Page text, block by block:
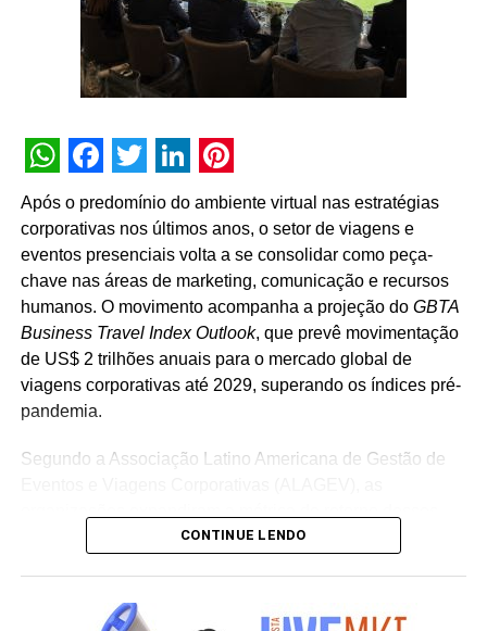
pela valorização das pessoas que fazem os eventos
acontecerem”, afirma Paulo Ventura, presidente da
UBRAFE.
A iniciativa estabelece uma agenda permanente de
educativas, o compartilhamento de metodologias de
para os pavilhões e a atuação conjunta junto a órgãos
públicos e autoridades reguladoras.
Para Guto Guedes, presidente da ABRACE, “a assinatura
deste acordo representa um avanço importante para as
empresas de cenografia e montagem de estandes e,
principalmente, para os profissionais que atuam na
montagem e na desmontagem dos eventos. Acreditamos
que o fortalecimento do setor passa pela valorização das
a nossa indústria crescer”.
WhatsApp
Facebook
Twitter
LinkedIn
Pinterest
Após o predomínio do ambiente virtual nas estratégias
corporativas nos últimos anos, o setor de viagens e
eventos presenciais volta a se consolidar como peça-
chave nas áreas de marketing, comunicação e recursos
humanos. O movimento acompanha a projeção do GBTA
Business Travel Index Outlook, que prevê movimentação
de US$ 2 trilhões anuais para o mercado global de
viagens corporativas até 2029, superando os índices pré-
pandemia.
Segundo a Associação Latino Americana de Gestão de
investimentos. Além dos indicadores financeiros diretos, a
existe estratégia e um bom planejamento, a viagem deixa
CONTINUE LENDO